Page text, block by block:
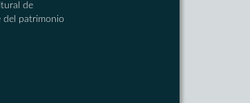
de
del patrimonio